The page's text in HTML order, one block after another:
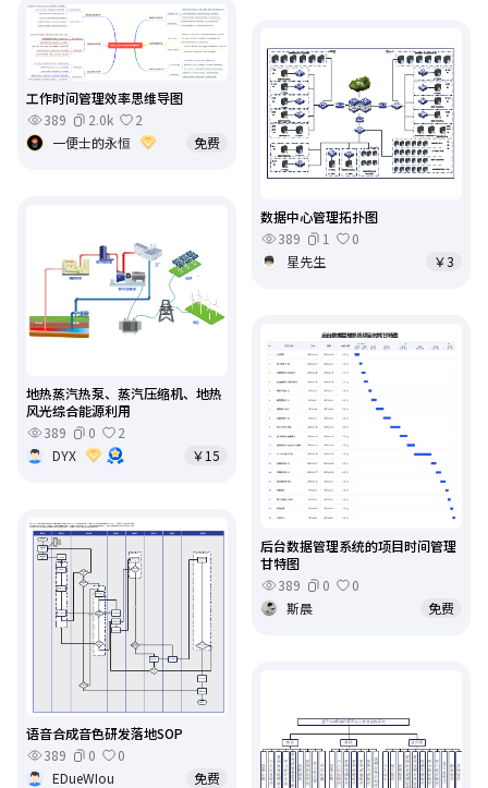
工作时间管理效率思维导图
389
2.0k
2
一便士的永恒
免费
数据中心管理拓扑图
389
1
0
星先生
￥3
地热蒸汽热泵、蒸汽压缩机、地热
风光综合能源利用
389
0
2
DYX
￥15
后台数据管理系统的项目时间管理
甘特图
389
0
0
斯晨
免费
语音合成音色研发落地SOP
389
0
0
EDueWIou
免费